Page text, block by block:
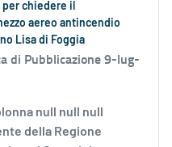
chiedere il
aereo antincendio
Lisa di Foggia
di Pubblicazione 9-lug-
null null null
della Regione